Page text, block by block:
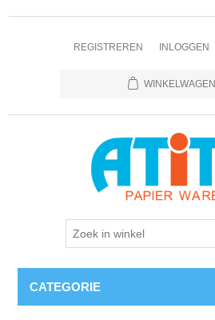
REGISTREREN INLOGGEN
WINKELWAGEN
CATEGORIE